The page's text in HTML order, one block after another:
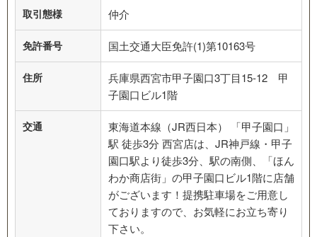
取引態様 仲介
免許番号 国土交通大臣免許(1)第10163号
住所
兵庫県西宮市甲子園口3丁目15-12 甲
子園口ビル1階
交通
東海道本線（JR西日本） 「甲子園口」
駅 徒歩3分 西宮店は、JR神戸線・甲子
園口駅より徒歩3分、駅の南側、「ほん
わか商店街」の甲子園口ビル1階に店舗
がございます！提携駐車場をご用意し
ておりますので、お気軽にお立ち寄り
下さい。